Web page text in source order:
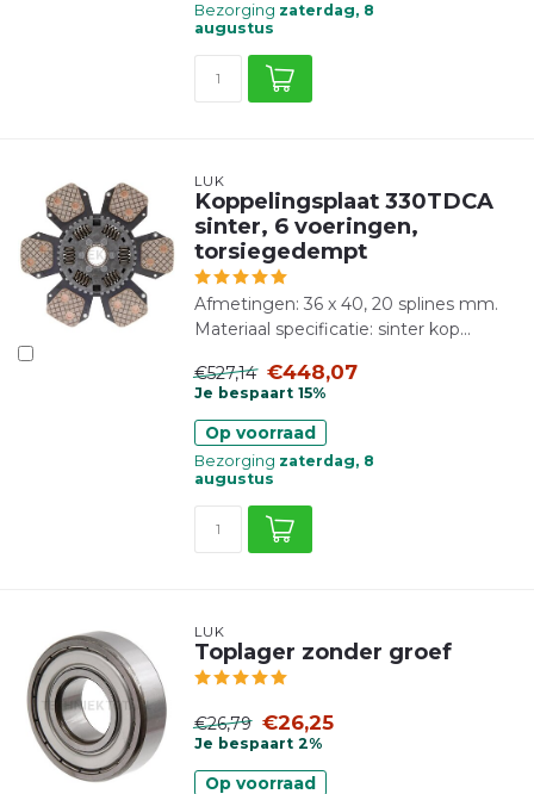
Bezorging zaterdag, 8
augustus
LUK
Koppelingsplaat 330TDCA
sinter, 6 voeringen,
torsiegedempt
Afmetingen: 36 x 40, 20 splines mm.
Materiaal specificatie: sinter kop...
€527,14 €448,07
Je bespaart 15%
Op voorraad
Bezorging zaterdag, 8
augustus
LUK
Toplager zonder groef
€26,79 €26,25
Je bespaart 2%
Op voorraad